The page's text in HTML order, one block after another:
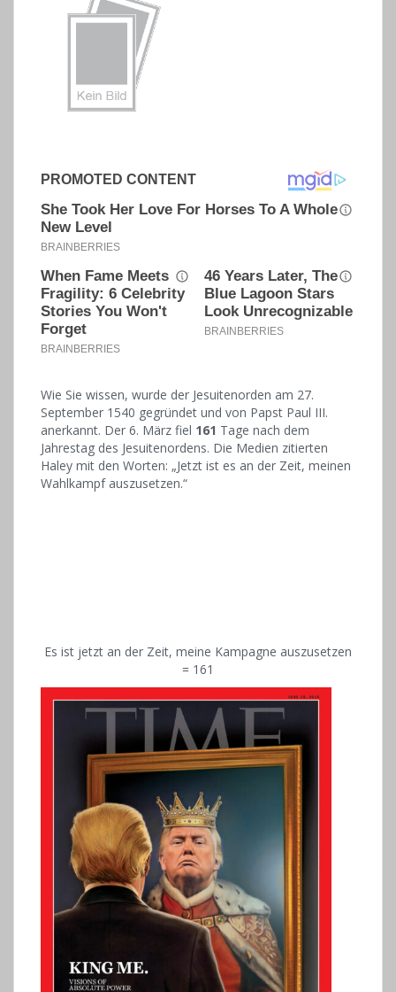
Wie Sie wissen, wurde der Jesuitenorden am 27.
September 1540 gegründet und von Papst Paul III.
anerkannt. Der 6. März fiel 161 Tage nach dem
Jahrestag des Jesuitenordens. Die Medien zitierten
Haley mit den Worten: „Jetzt ist es an der Zeit, meinen
Wahlkampf auszusetzen.“
Es ist jetzt an der Zeit, meine Kampagne auszusetzen
= 161